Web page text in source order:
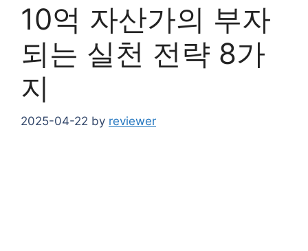
10억 자산가의 부자
되는 실천 전략 8가
지
2025-04-22 by reviewer